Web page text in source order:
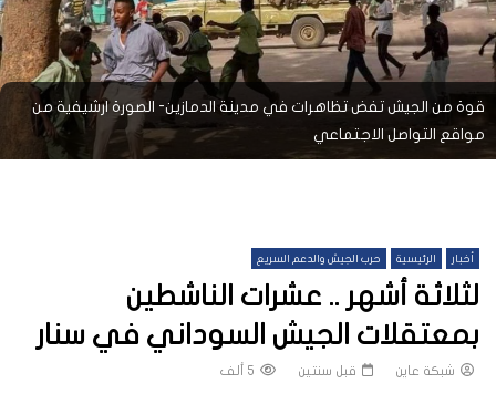
قوة من الجيش تفض تظاهرات في مدينة الدمازين- الصورة ارشيفية من
مواقع التواصل الاجتماعي
أخبار الرئيسية حرب الجيش والدعم السريع
لثلاثة أشهر .. عشرات الناشطين
بمعتقلات الجيش السوداني في سنار
شبكة عاين قبل سنتين 5 ألف